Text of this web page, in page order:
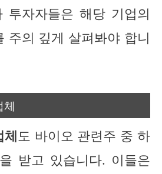
투자자들은 해당 기업의
주의 깊게 살펴봐야 합니
체
체도 바이오 관련주 중 하
받고 있습니다. 이들은